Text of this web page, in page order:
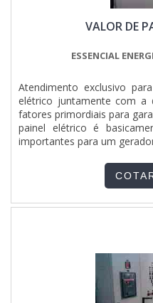
Soluções Industriais ter
serviços de qualidade.
com vasta experiência
acessível; Consultoria para
de máquinas e
excelente qualidade;
EMPRESA MAIS
Sonatech Soluções
quando o assunto for
diversas opções
transporte e
painéis elétricos.É
Tudo isso, somado a
consultores
comprova sua essência
VALOR DE
ESSENCIAL
Atendimento exclusivo
elétrico juntamente com a
fatores primordiais para
painel elétrico é
importantes para um
executa funções diversas
energia por meio do